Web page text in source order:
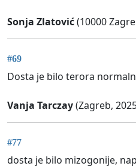
Sonja Zlatović(10000
#69
Dosta je bilo terora
Vanja Tarczay(Zagreb,
#77
dosta je bilo mizogonije,